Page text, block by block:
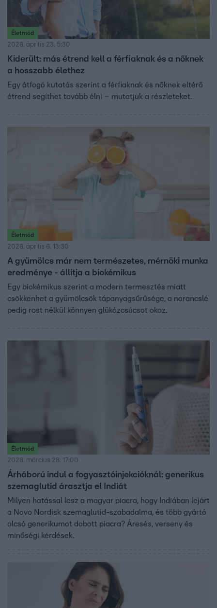
Életmód
2026. április 23. 5:30
Kiderült: más étrend kell a férfiaknak és a nőknek
a hosszabb élethez
Egy átfogó kutatás szerint a férfiaknak és nőknek eltérő
étrend segíthet tovább élni – mutatjuk a részleteket.
Életmód
2026. április 6. 13:30
A gyümölcs már nem természetes, mérnöki munka
eredménye - állítja a biokémikus
Egy biokémikus szerint a modern termesztés miatt
csökkenhet a gyümölcsök tápanyagsűrűsége, a narancslé
pedig rost nélkül könnyen glükózcsúcsot okoz.
Életmód
2026. március 28. 17:00
Árháború indul a fogyasztóinjekcióknál: generikus
szemaglutid árasztja el Indiát
Milyen hatással lesz a magyar piacra, hogy Indiában lejárt
a Novo Nordisk szemaglutid-szabadalma, és több gyártó
olcsó generikumot dobott piacra? Áresés, verseny és
minőségi kérdések.